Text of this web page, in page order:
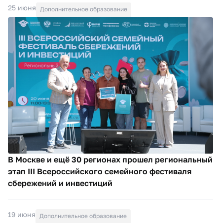
25 июня Дополнительное образование
В Москве и ещё 30 регионах прошел региональный
этап III Всероссийского семейного фестиваля
сбережений и инвестиций
19 июня Дополнительное образование